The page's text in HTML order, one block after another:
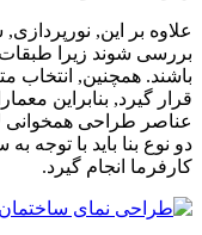
علاوه بر این,
بررسی شوند زیرا طبقات
باشند. همچنین, انتخاب
قرار گیرد, بنابراین
عناصر طراحی همخوانی
دو نوع بنا باید با
کارفرما انجام گیرد.